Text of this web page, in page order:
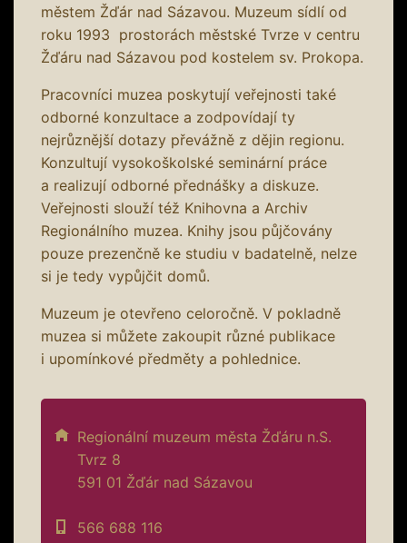
městem Žďár nad Sázavou. Muzeum sídlí od
roku 1993 prostorách městské Tvrze v centru
Žďáru nad Sázavou pod kostelem sv. Prokopa.
Pracovníci muzea poskytují veřejnosti také
odborné konzultace a zodpovídají ty
nejrůznější dotazy převážně z dějin regionu.
Konzultují vysokoškolské seminární práce
a realizují odborné přednášky a diskuze.
Veřejnosti slouží též Knihovna a Archiv
Regionálního muzea. Knihy jsou půjčovány
pouze prezenčně ke studiu v badatelně, nelze
si je tedy vypůjčit domů.
Muzeum je otevřeno celoročně. V pokladně
muzea si můžete zakoupit různé publikace
i upomínkové předměty a pohlednice.
Regionální muzeum města Žďáru n.S.
Tvrz 8
591 01 Žďár nad Sázavou
566 688 116